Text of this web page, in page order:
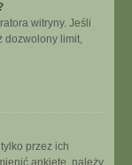
witryny. Jeśli
dozwolony limit,
przez ich
ankietę, należy